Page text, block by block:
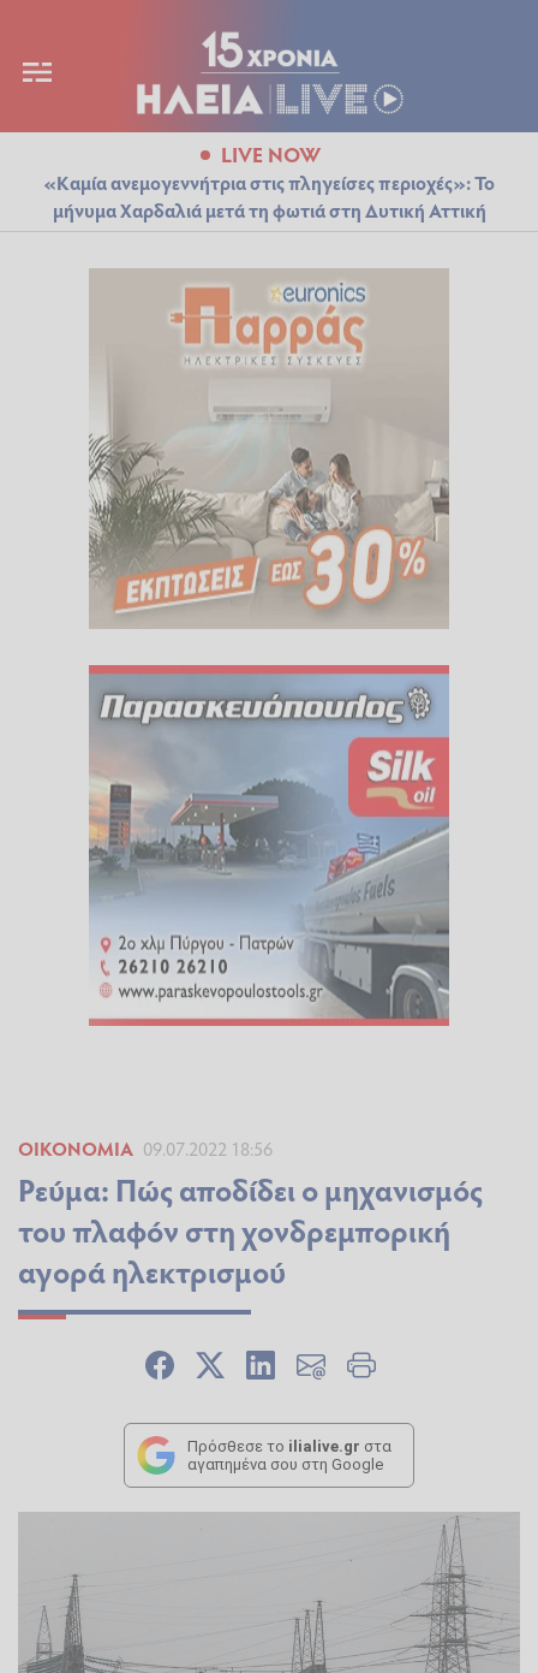
LIVE NOW
«Καμία ανεμογεννήτρια στις πληγείσες περιοχές»: Το
μήνυμα Χαρδαλιά μετά τη φωτιά στη Δυτική Αττική
ΟΙΚΟΝΟΜΊΑ 09.07.2022 18:56
Ρεύμα: Πώς αποδίδει ο μηχανισμός
του πλαφόν στη χονδρεμπορική
αγορά ηλεκτρισμού
Πρόσθεσε το ilialive.gr στα
αγαπημένα σου στη Google